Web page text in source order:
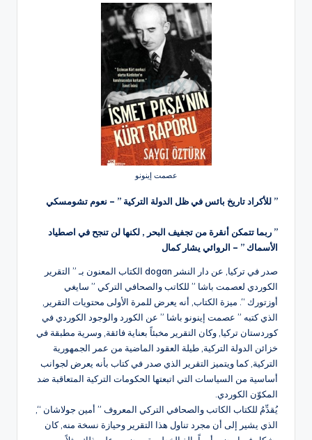
عصمت إينونو
” للأكراد تاريخ بائس في ظل الدولة التركية ” – نعوم تشومسكي
” ربما تتمكن أنقرة من تجفيف البحر , لكنها لن تنجح في اصطياد
الأسماك ” – الروائي يشار كمال
صدر في تركيا, عن دار النشر dogan الكتاب المعنون بـ ” التقرير
الكوردي لعصمت باشا ” للكاتب والصحافي التركي ” سايغي
أوزتورك “. ميزة الكتاب, أنه يعرض للمرة الأولى محتويات التقرير,
الذي كتبه ” عصمت إينونو باشا ” عن الكورد والوجود الكوردي في
كوردستان تركيا, وكان التقرير مخبئاً بعناية فائقة, وسرية مطبقة في
خزائن الدولة التركية, طيلة العقود الماضية من عمر الجمهورية
التركية, كما ويتميز التقرير الذي صدر في كتاب بأنه يعرض لجوانب
أساسية من السياسات التي اتبعتها الحكومات التركية المتعاقبة ضد
المكوّن الكوردي.
يُقدِّمُ للكتاب الكاتب والصحافي التركي المعروف ” أمين جولاشان “,
الذي يشير إلى أن مجرد تناول هذا التقرير وحيازة نسخة منه, كان